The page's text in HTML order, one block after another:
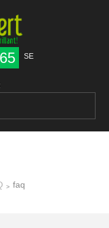
SE
> faq